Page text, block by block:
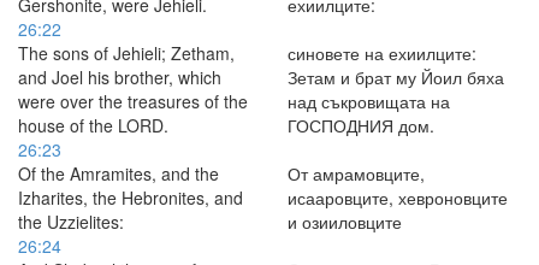
Gershonite, were Jehieli.
ехиилците:
26:22
The sons of Jehieli; Zetham,
and Joel his brother, which
were over the treasures of the
house of the LORD.
синовете на ехиилците:
Зетам и брат му Йоил бяха
над съкровищата на
ГОСПОДНИЯ дом.
26:23
Of the Amramites, and the
Izharites, the Hebronites, and
the Uzzielites:
От амрамовците,
исааровците, хевроновците
и озииловците
26:24